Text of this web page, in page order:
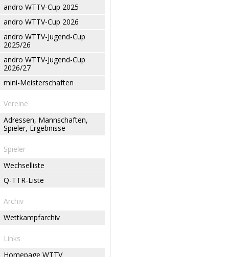
andro WTTV-Cup 2025
andro WTTV-Cup 2026
andro WTTV-Jugend-Cup
2025/26
andro WTTV-Jugend-Cup
2026/27
mini-Meisterschaften
Vereine
Adressen, Mannschaften,
Spieler, Ergebnisse
Spieler
Wechselliste
Q-TTR-Liste
Archiv
Wettkampfarchiv
Links
Homepage WTTV